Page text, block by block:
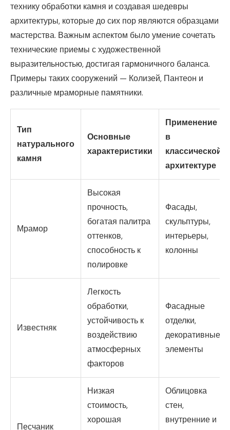
технику обработки камня и создавая шедевры
архитектуры, которые до сих пор являются образцами
мастерства. Важным аспектом было умение сочетать
технические приемы с художественной
выразительностью, достигая гармоничного баланса.
Примеры таких сооружений — Колизей, Пантеон и
различные мраморные памятники.
Тип
натурального
камня
Основные
характеристики
Применение
в
классической
архитектуре
Мрамор
Высокая
прочность,
богатая палитра
оттенков,
способность к
полировке
Фасады,
скульптуры,
интерьеры,
колонны
Известняк
Легкость
обработки,
устойчивость к
воздействию
атмосферных
факторов
Фасадные
отделки,
декоративные
элементы
Песчаник
Низкая
стоимость,
хорошая
Облицовка
стен,
внутренние и